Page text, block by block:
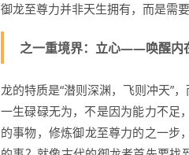
御龙至尊力并非天生拥有，而是需
之一重境界：立心——唤醒内
龙的特质是“潜则深渊，飞则冲天”
一生碌碌无为，不是因为能力不足
的事物，修炼御龙至尊力的之一